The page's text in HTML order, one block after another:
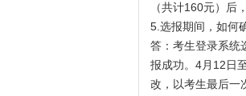
（共计160元）后
5.选报期间，如何
答：考生登录系统
报成功。4月12日
改，以考生最后一